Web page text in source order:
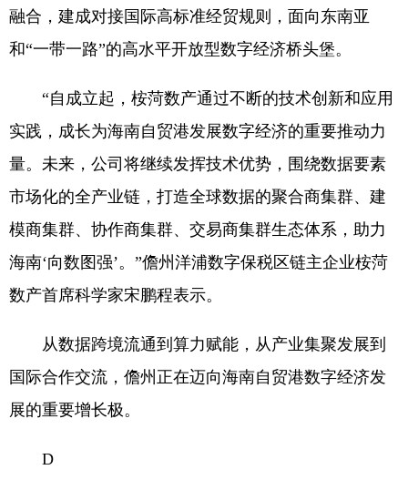
融合，建成对接国际高标准经贸规则，面向东南亚
和“一带一路”的高水平开放型数字经济桥头堡。
“自成立起，桉菏数产通过不断的技术创新和应用
实践，成长为海南自贸港发展数字经济的重要推动力
量。未来，公司将继续发挥技术优势，围绕数据要素
市场化的全产业链，打造全球数据的聚合商集群、建
模商集群、协作商集群、交易商集群生态体系，助力
海南‘向数图强’。”儋州洋浦数字保税区链主企业桉菏
数产首席科学家宋鹏程表示。
从数据跨境流通到算力赋能，从产业集聚发展到
国际合作交流，儋州正在迈向海南自贸港数字经济发
展的重要增长极。
D